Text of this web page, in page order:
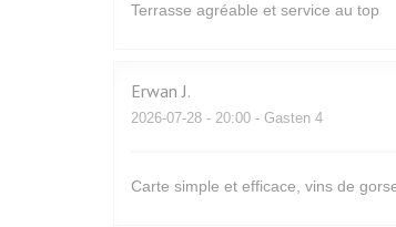
Terrasse agréable et service au top
Erwan J
2026-07-28 - 20:00 - Gasten 4
Carte simple et efficace, vins de